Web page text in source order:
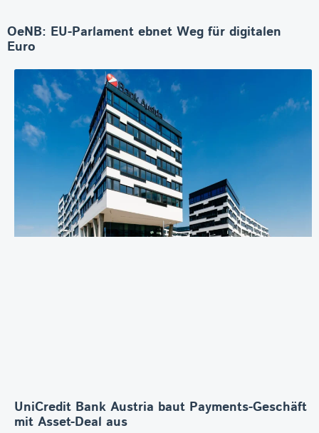
OeNB: EU-Parlament ebnet Weg für digitalen
Euro
UniCredit Bank Austria baut Payments-Geschäft
mit Asset-Deal aus